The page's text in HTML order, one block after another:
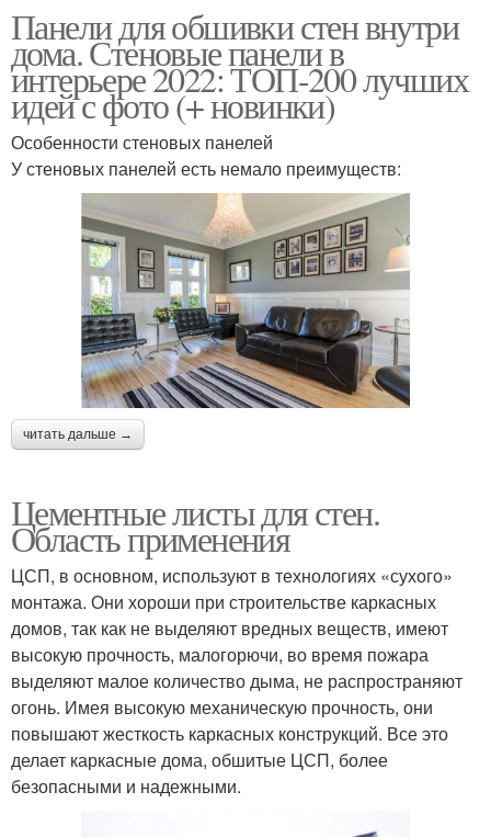
Панели для обшивки стен внутри
дома. Стеновые панели в
интерьере 2022: ТОП-200 лучших
идей с фото (+ новинки)
Особенности стеновых панелей
У стеновых панелей есть немало преимуществ:
читать дальше →
Цементные листы для стен.
Область применения
ЦСП, в основном, используют в технологиях «сухого»
монтажа. Они хороши при строительстве каркасных
домов, так как не выделяют вредных веществ, имеют
высокую прочность, малогорючи, во время пожара
выделяют малое количество дыма, не распространяют
огонь. Имея высокую механическую прочность, они
повышают жесткость каркасных конструкций. Все это
делает каркасные дома, обшитые ЦСП, более
безопасными и надежными.